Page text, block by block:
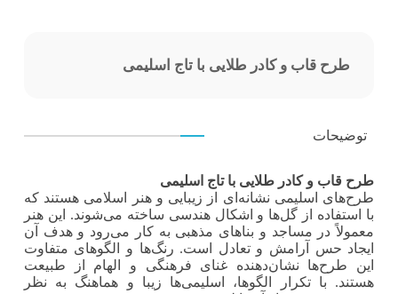
طرح قاب و کادر طلایی با تاج اسلیمی
توضیحات
طرح قاب و کادر طلایی با تاج اسلیمی
طرح‌های اسلیمی نشانه‌ای از زیبایی و هنر اسلامی هستند که
با استفاده از گل‌ها و اشکال هندسی ساخته می‌شوند. این هنر
معمولاً در مساجد و بناهای مذهبی به کار می‌رود و هدف آن
ایجاد حس آرامش و تعادل است. رنگ‌ها و الگوهای متفاوت
این طرح‌ها نشان‌دهنده غنای فرهنگی و الهام از طبیعت
هستند. با تکرار الگوها، اسلیمی‌ها زیبا و هماهنگ به نظر